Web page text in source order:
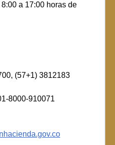
a 17:00 horas de
(57+1) 3812183
8000-910071